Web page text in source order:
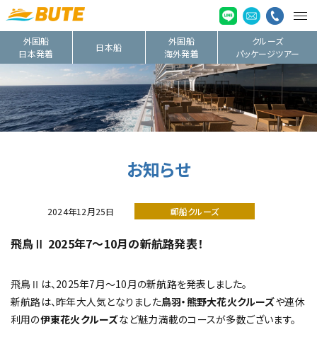
外国船
日本発着
日本船
外国船
海外発着
クルーズ
パッケージツアー
お知らせ
2024年12月25日 郵船クルーズ
飛鳥Ⅱ 2025年7～10月の新航路発表！
飛鳥Ⅱは、2025年7月～10月の新航路を発表しました。
新航路は、昨年大人気となりました鳥羽・熊野大花火クルーズや連休
利用の伊東花火クルーズなど魅力満載のコースが多数ございます。